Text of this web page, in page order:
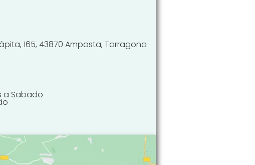
165, 43870 Amposta, Tarragona
a Sabado